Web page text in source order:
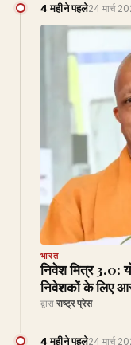
4 महीने पहले24 मार्च
भारत
निवेश मित्र 3.0:
निवेशकों के लिए
द्वारा राष्ट्र प्रेस
4 महीने पहले24 मार्च